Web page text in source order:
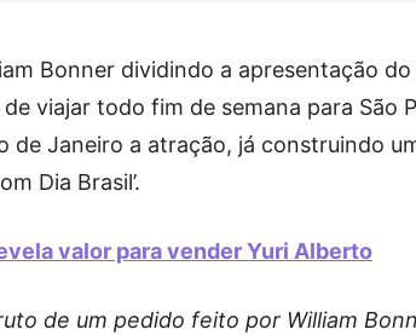
Bonner dividindo a apresentação
viajar todo fim de semana para São
de Janeiro a atração, já construindo
Dia Brasil’.
valor para vender Yuri Alberto
de um pedido feito por William